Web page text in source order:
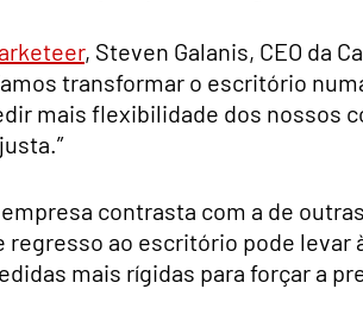
, Steven Galanis, CEO da
transformar o escritório
mais flexibilidade dos nossos
contrasta com a de
regresso ao escritório pode
mais rígidas para forçar a